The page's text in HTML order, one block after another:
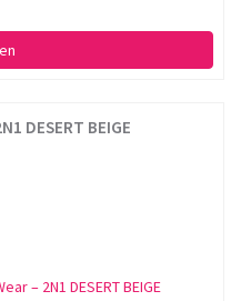
DESERT BEIGE